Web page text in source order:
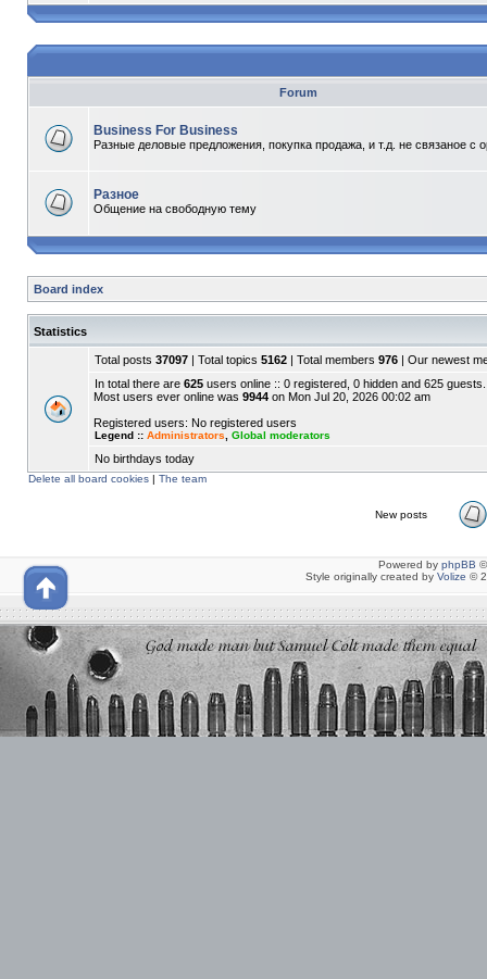
Forum
Business For Business
Разные деловые предложения, покупка продажа, и т.д. не связаное с
Разное
Общение на свободную тему
Board index
Statistics
Total posts 37097 | Total topics 5162 | Total members 976 | Our newest
In total there are 625 users online :: 0 registered, 0 hidden and 625 guests.
Most users ever online was 9944 on Mon Jul 20, 2026 00:02 am
Registered users: No registered users
Legend :: Administrators Global moderators
No birthdays today
Delete all board cookies | The team
New posts
Powered by phpBB
Style originally created by Volize ©